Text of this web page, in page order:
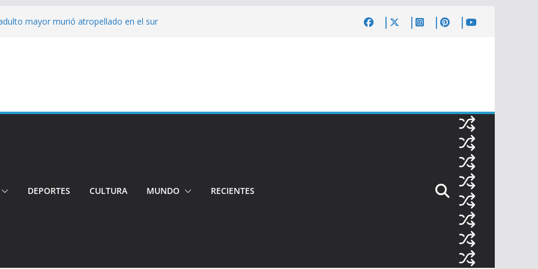
mayor murió atropellado en el sur
impulsa oportunidades y destaca el
Ubidia
Quito reúne a líderes y
DEPORTES CULTURA MUNDO RECIENTES